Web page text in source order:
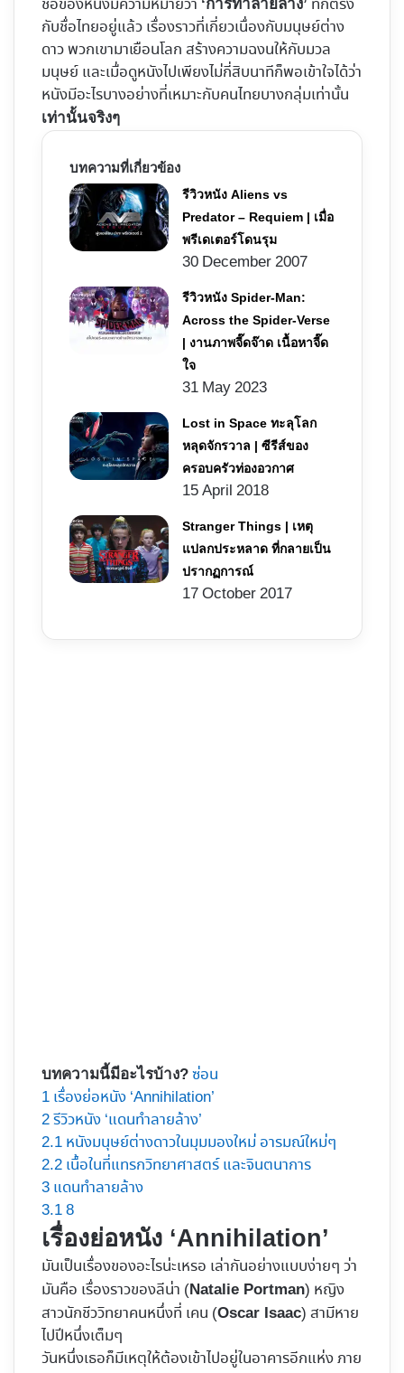
ชื่อของหนังมีความหมายว่า ‘การทำลายล้าง’ ที่ก็ตรง
กับชื่อไทยอยู่แล้ว เรื่องราวที่เกี่ยวเนื่องกับมนุษย์ต่าง
ดาว พวกเขามาเยือนโลก สร้างความฉงนให้กับมวล
มนุษย์ และเมื่อดูหนังไปเพียงไม่กี่สิบนาทีก็พอเข้าใจได้ว่า
หนังมีอะไรบางอย่างที่เหมาะกับคนไทยบางกลุ่มเท่านั้น
เท่านั้นจริงๆ
บทความที่เกี่ยวข้อง
รีวิวหนัง Aliens vs
Predator – Requiem | เมื่อ
พรีเดเตอร์โดนรุม
30 December 2007
รีวิวหนัง Spider-Man:
Across the Spider-Verse
| งานภาพจี๊ดจ๊าด เนื้อหาจี๊ด
ใจ
31 May 2023
Lost in Space ทะลุโลก
หลุดจักรวาล | ซีรีส์ของ
ครอบครัวท่องอวกาศ
15 April 2018
Stranger Things | เหตุ
แปลกประหลาด ที่กลายเป็น
ปรากฏการณ์
17 October 2017
บทความนี้มีอะไรบ้าง? ซ่อน
1 เรื่องย่อหนัง ‘Annihilation’
2รีวิวหนัง ‘แดนทำลายล้าง’
2.1 หนังมนุษย์ต่างดาวในมุมมองใหม่ อารมณ์ใหม่ๆ
2.2 เนื้อในที่แทรกวิทยาศาสตร์ และจินตนาการ
3 แดนทำลายล้าง
3.18
เรื่องย่อหนัง ‘Annihilation’
มันเป็นเรื่องของอะไรน่ะเหรอ เล่ากันอย่างแบบง่ายๆ ว่า
มันคือ เรื่องราวของลีน่า (Natalie Portman) หญิง
สาวนักชีววิทยาคนหนึ่งที่ เคน (Oscar Isaac) สามีหาย
ไปปีหนึ่งเต็มๆ
วันหนึ่งเธอก็มีเหตุให้ต้องเข้าไปอยู่ในอาคารอีกแห่ง ภาย